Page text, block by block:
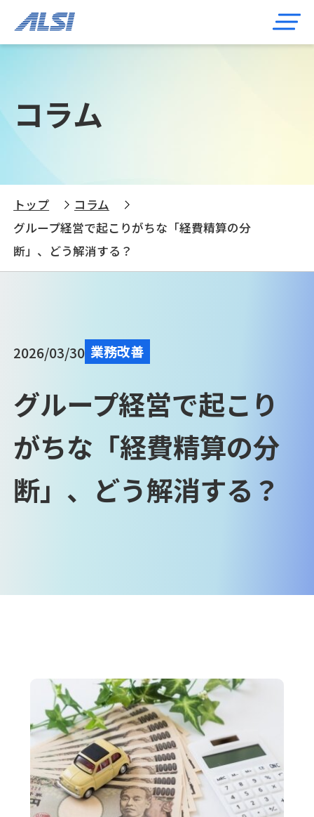
コラム
トップ
コラム
グループ経営で起こりがちな「経費精算の分
断」、どう解消する？
2026/03/30 業務改善
グループ経営で起こり
がちな「経費精算の分
断」、どう解消する？